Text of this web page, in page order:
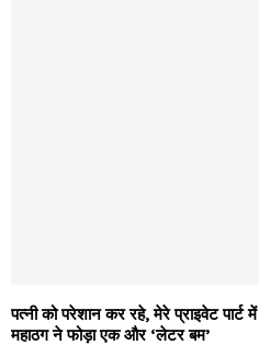
पत्नी को परेशान कर रहे, मेरे प्राइवेट
महाठग ने फोड़ा एक और ‘लेटर बम’